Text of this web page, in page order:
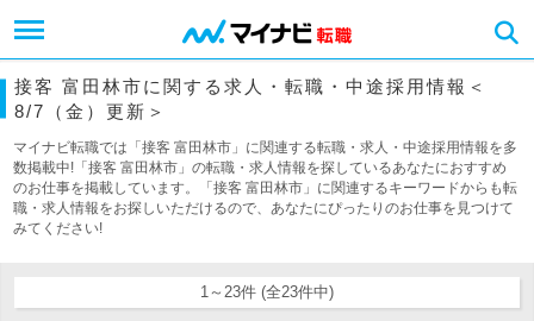
接客 富田林市に関する求人・転職・中途採用情報＜
8/7（金）更新＞
マイナビ転職では「接客 富田林市」に関連する転職・求人・中途採用情報を多
数掲載中!「接客 富田林市」の転職・求人情報を探しているあなたにおすすめ
のお仕事を掲載しています。「接客 富田林市」に関連するキーワードからも転
職・求人情報をお探しいただけるので、あなたにぴったりのお仕事を見つけて
みてください!
1～23件 (全23件中)